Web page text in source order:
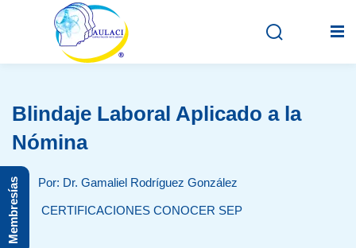
Inicio
Grabados
Blindaje Laboral Aplicado a la
Nómina
Por: Dr. Gamaliel Rodríguez González
CERTIFICACIONES CONOCER SEP
Membresías